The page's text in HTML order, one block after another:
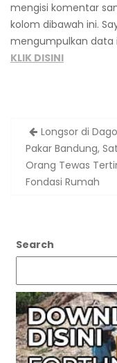
mengisi komentar
kolom dibawah ini.
mengumpulkan data
KLIK DISINI
PostLongsor di Dago
Pakar Bandung,
Orang Tewas
Fondasi Rumah
Search